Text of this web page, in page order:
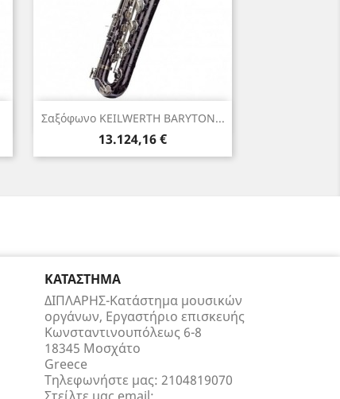
Σαξόφωνο KEILWERTH BARYTON...
Τιμή
13.124,16 €
Γρήγορη προβολή
ΚΑΤΆΣΤΗΜΑ
ΔΙΠΛΑΡΗΣ-Κατάστημα μουσικών
οργάνων, Εργαστήριο επισκευής
Κωνσταντινουπόλεως 6-8
18345 Μοσχάτο
Greece
Τηλεφωνήστε μας: 2104819070